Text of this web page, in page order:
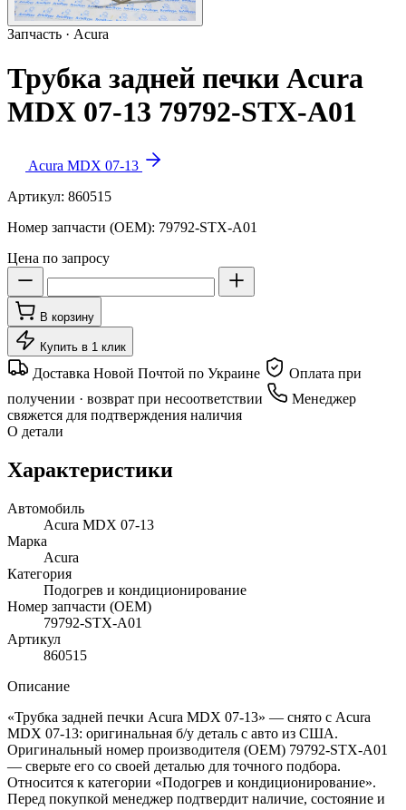
Запчасть · Acura
Трубка задней печки Acura
MDX 07-13 79792-STX-A01
Acura MDX 07-13
Артикул: 860515
Номер запчасти (OEM): 79792-STX-A01
Цена по запросу
В корзину
Купить в 1 клик
Доставка Новой Почтой по Украине
Оплата при
получении · возврат при несоответствии
Менеджер
свяжется для подтверждения наличия
О детали
Характеристики
Автомобиль
Acura MDX 07-13
Марка
Acura
Категория
Подогрев и кондиционирование
Номер запчасти (OEM)
79792-STX-A01
Артикул
860515
Описание
«Трубка задней печки Acura MDX 07-13» — снято с Acura
MDX 07-13: оригинальная б/у деталь с авто из США.
Оригинальный номер производителя (OEM) 79792-STX-A01
— сверьте его со своей деталью для точного подбора.
Относится к категории «Подогрев и кондиционирование».
Перед покупкой менеджер подтвердит наличие, состояние и